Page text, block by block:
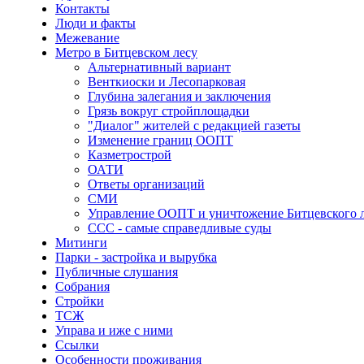
Контакты
Люди и факты
Межевание
Метро в Битцевском лесу
Альтернативный вариант
Венткиоски и Лесопарковая
Глубина залегания и заключения
Грязь вокруг стройплощадки
"Диалог" жителей с редакцией газеты
Изменение границ ООПТ
Казметрострой
ОАТИ
Ответы организаций
СМИ
Управление ООПТ и уничтожение Битцевского
ССС - самые справедливые суды
Митинги
Парки - застройка и вырубка
Публичные слушания
Собрания
Стройки
ТСЖ
Управа и иже с ними
Ссылки
Особенности проживания